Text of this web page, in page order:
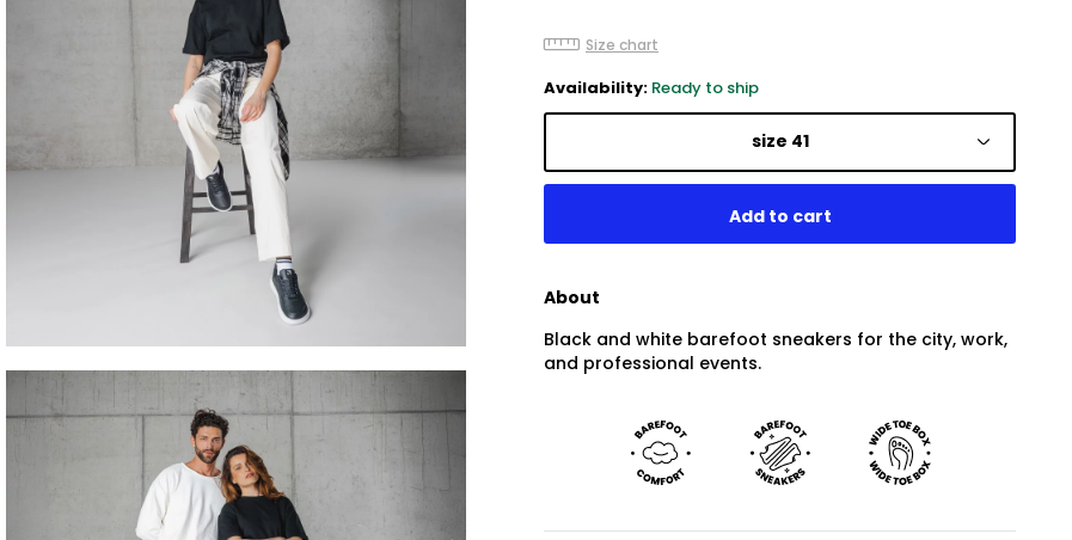
Size chart
Availability: Ready to ship
size 41
About
Black and white barefoot sneakers for the city, work,
and professional events.